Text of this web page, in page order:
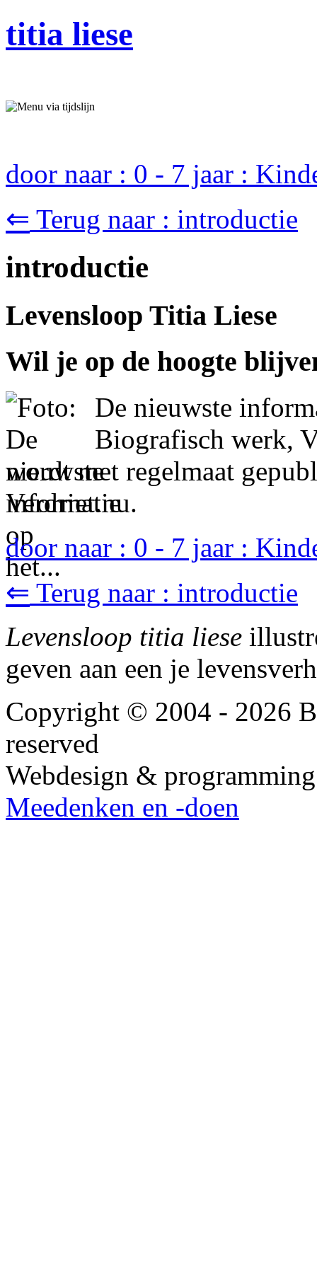
titia liese
door naar : 0 - 7 jaar :
⇐ Terug naar : introductie
introductie
Levensloop Titia Liese
Wil je op de hoogte
De nieuwste
Biografisch werk,
wordt met regelmaat
Verdriet.nu.
door naar : 0 - 7 jaar :
⇐ Terug naar : introductie
Levensloop titia liese
geven aan een je
Copyright © 2004 - 2026
reserved
Webdesign &
Meedenken en -doen